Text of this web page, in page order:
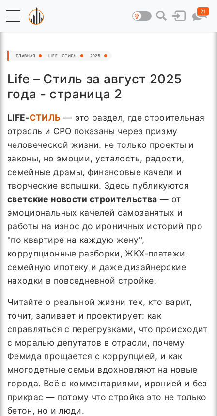
21
ГЛАВНАЯ LIFE – СТИЛЬ 2025
Life – Стиль за август 2025
года - страница 2
LIFE-СТИЛЬ — это раздел, где строительная
отрасль и СРО показаны через призму
человеческой жизни: не только проекты и
законы, но эмоции, усталость, радости,
семейные драмы, финансовые качели и
творческие вспышки. Здесь публикуются
светские новости строительства — от
эмоциональных качелей самозанятых и
работы на износ до ироничных историй про
"по квартире на каждую жену",
коррупционные разборки, ЖКХ-платежи,
семейную ипотеку и даже дизайнерские
находки в повседневной стройке.
Читайте о реальной жизни тех, кто варит,
точит, заливает и проектирует: как
справляться с перегрузками, что происходит
с моралью депутатов в отрасли, почему
Фемида прощается с коррупцией, и как
многодетные семьи вдохновляют на новые
города. Всё с комментариями, иронией и без
прикрас — потому что стройка это не только
бетон, но и люди.